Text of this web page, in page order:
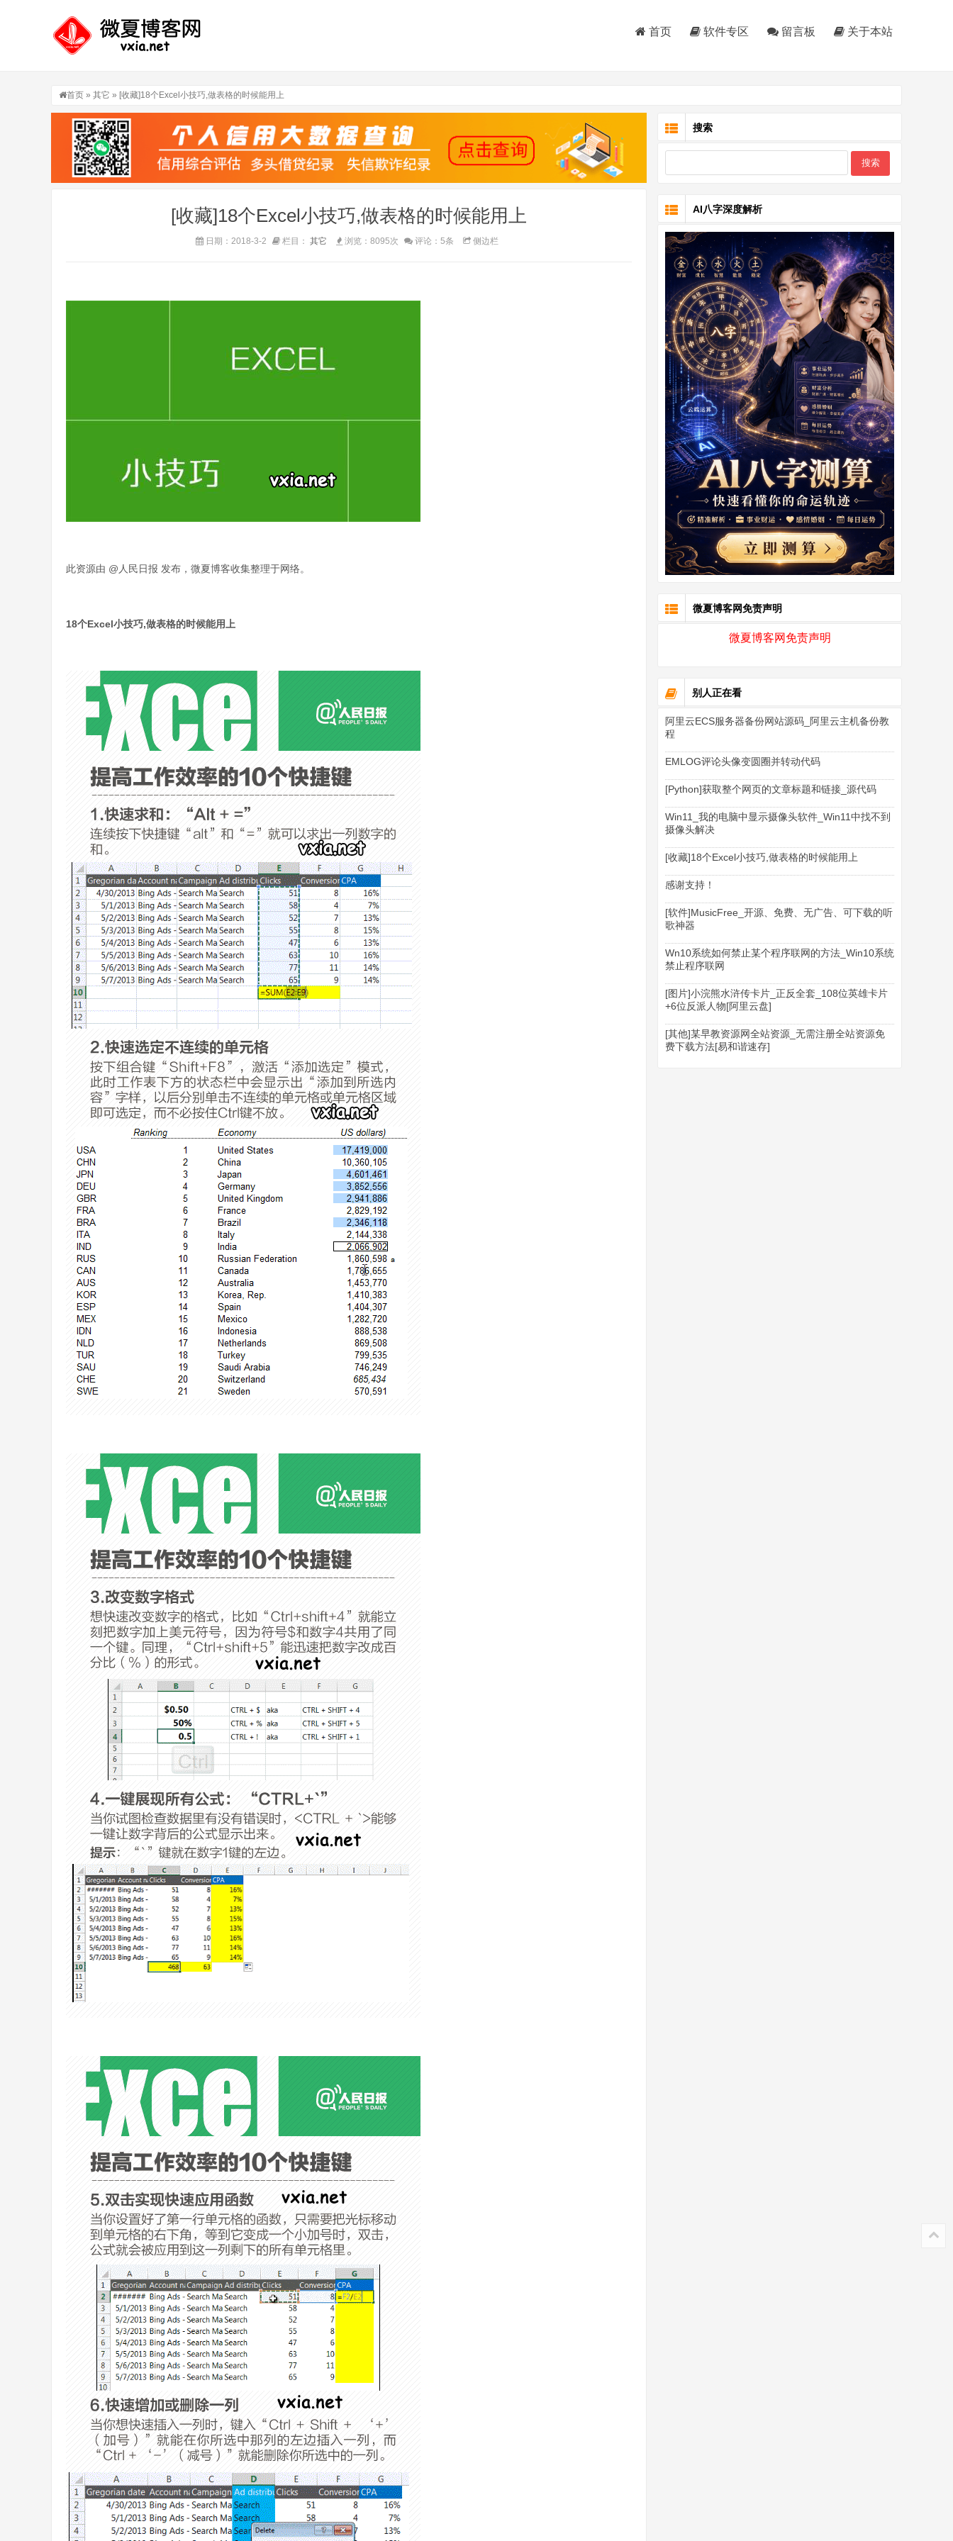
首页 软件专区 留言板 关于本站
首页 » 其它 » [收藏]18个Excel小技巧,做表格的时候能用上
[收藏]18个Excel小技巧,做表格的时候能用上
日期：2018-3-2 栏目： 其它 浏览：8095次 评论：5条 侧边栏
此资源由 @人民日报 发布，微夏博客收集整理于网络。
18个Excel小技巧,做表格的时候能用上
搜索
AI八字深度解析
微夏博客网免责声明
微夏博客网免责声明
别人正在看
阿里云ECS服务器备份网站源码_阿里云主机备份教
程
EMLOG评论头像变圆圈并转动代码
[Python]获取整个网页的文章标题和链接_源代码
Win11_我的电脑中显示摄像头软件_Win11中找不到
摄像头解决
[收藏]18个Excel小技巧,做表格的时候能用上
感谢支持！
[软件]MusicFree_开源、免费、无广告、可下载的听
歌神器
Wn10系统如何禁止某个程序联网的方法_Win10系统
禁止程序联网
[图片]小浣熊水浒传卡片_正反全套_108位英雄卡片
+6位反派人物[阿里云盘]
[其他]某早教资源网全站资源_无需注册全站资源免
费下载方法[易和谐速存]